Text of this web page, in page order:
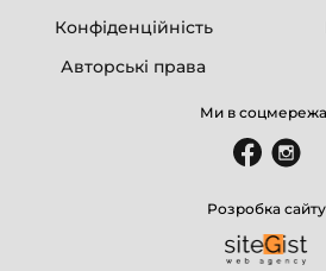
Конфіденційність
Авторські права
Ми в
Розробка сайту